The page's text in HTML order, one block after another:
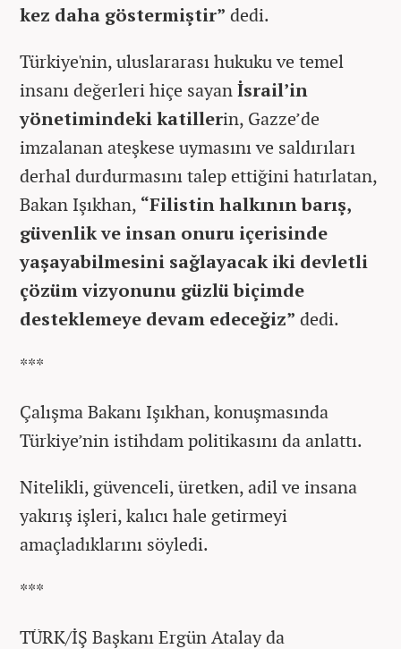
kez daha göstermiştir” dedi.
Türkiye'nin, uluslararası hukuku ve temel
insanı değerleri hiçe sayanİsrail’in
yönetimindeki katillerin, Gazze’de
imzalanan ateşkese uymasını ve saldırıları
derhal durdurmasını talep ettiğini hatırlatan,
Bakan Işıkhan, “Filistin halkının barış,
güvenlik ve insan onuru içerisinde
yaşayabilmesini sağlayacak iki devletli
çözüm vizyonunu güzlü biçimde
desteklemeye devam edeceğiz” dedi.
***
Çalışma Bakanı Işıkhan, konuşmasında
Türkiye’nin istihdam politikasını da anlattı.
Nitelikli, güvenceli, üretken, adil ve insana
yakırış işleri, kalıcı hale getirmeyi
amaçladıklarını söyledi.
***
TÜRK/İŞ Başkanı Ergün Atalay da